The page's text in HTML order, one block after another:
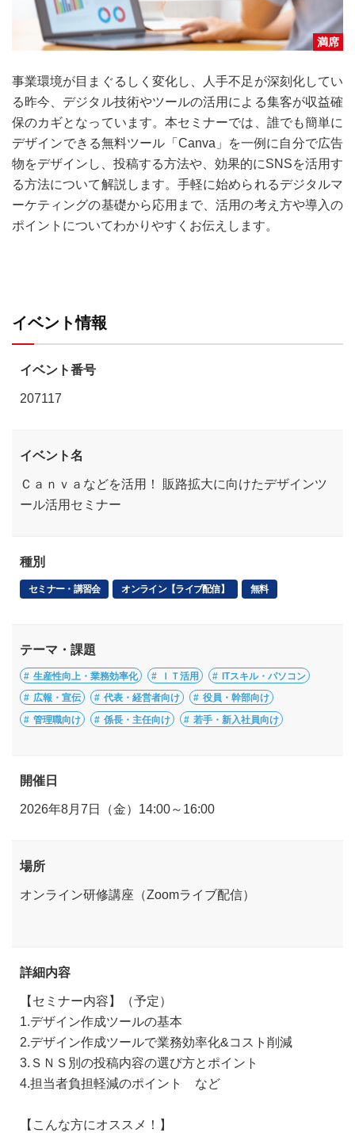
満席
事業環境が目まぐるしく変化し、人手不足が深刻化してい
る昨今、デジタル技術やツールの活用による集客が収益確
保のカギとなっています。本セミナーでは、誰でも簡単に
デザインできる無料ツール「Canva」を一例に自分で広告
物をデザインし、投稿する方法や、効果的にSNSを活用す
る方法について解説します。手軽に始められるデジタルマ
ーケティングの基礎から応用まで、活用の考え方や導入の
ポイントについてわかりやすくお伝えします。
イベント情報
イベント番号
207117
イベント名
Ｃａｎｖａなどを活用！ 販路拡大に向けたデザインツ
ール活用セミナー
種別
セミナー・講習会 オンライン【ライブ配信】 無料
テーマ・課題
生産性向上・業務効率化 ＩＴ活用 ITスキル・パソコン
広報・宣伝 代表・経営者向け 役員・幹部向け
管理職向け 係長・主任向け 若手・新入社員向け
開催日
2026年8月7日（金）14:00～16:00
場所
オンライン研修講座（Zoomライブ配信）
詳細内容
【セミナー内容】（予定）
1.デザイン作成ツールの基本
2.デザイン作成ツールで業務効率化&コスト削減
3.ＳＮＳ別の投稿内容の選び方とポイント
4.担当者負担軽減のポイント など
【こんな方にオススメ！】